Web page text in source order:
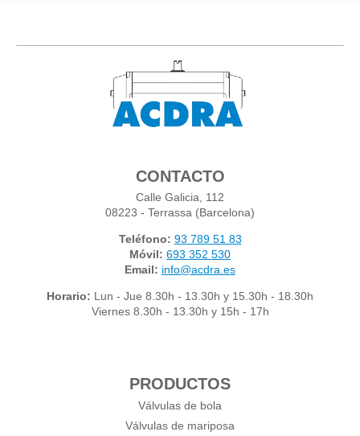
CONTACTO
Calle Galicia, 112
08223 - Terrassa (Barcelona)
Teléfono: 93 789 51 83
Móvil: 693 352 530
Email: info@acdra.es
Horario: Lun - Jue 8.30h - 13.30h y 15.30h - 18.30h
Viernes 8.30h - 13.30h y 15h - 17h
PRODUCTOS
Válvulas de bola
Válvulas de mariposa